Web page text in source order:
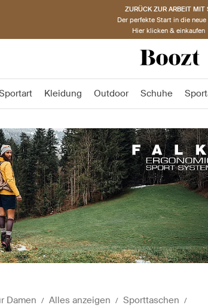
ZURÜCK ZUR ARBEIT MIT
Der perfekte Start in die neue
Hier klicken & einkaufen
Kleidung Outdoor Schuhe
Damen Alles anzeigen Sporttaschen